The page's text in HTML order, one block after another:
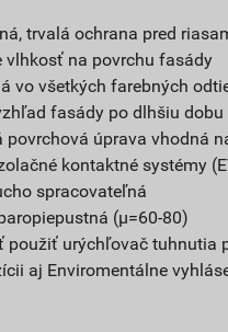
trvalá ochrana pred
vlhkosť na povrchu fasády
vo všetkých farebných
fasády po dlhšiu dobu
povrchová úprava vhodná
kontaktné systémy
spracovateľná
(µ=60-80)
použiť urýchľovač tuhnutia
aj Enviromentálne